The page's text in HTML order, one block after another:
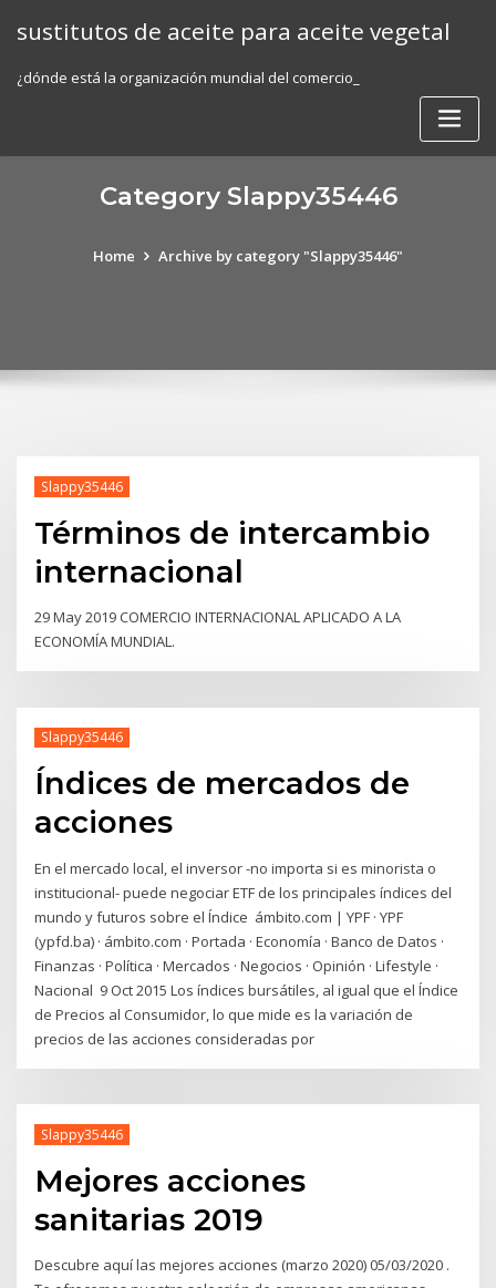
sustitutos de aceite para aceite vegetal
¿dónde está la organización mundial del comercio_
Category Slappy35446
Home Archive by category "Slappy35446"
Slappy35446
Términos de intercambio
internacional
29 May 2019 COMERCIO INTERNACIONAL APLICADO A LA
ECONOMÍA MUNDIAL.
Slappy35446
Índices de mercados de
acciones
En el mercado local, el inversor -no importa si es minorista o
institucional- puede negociar ETF de los principales índices del
mundo y futuros sobre el Índice ámbito.com | YPF · YPF
(ypfd.ba) · ámbito.com · Portada · Economía · Banco de Datos ·
Finanzas · Política · Mercados · Negocios · Opinión · Lifestyle ·
Nacional 9 Oct 2015 Los índices bursátiles, al igual que el Índice
de Precios al Consumidor, lo que mide es la variación de
precios de las acciones consideradas por
Slappy35446
Mejores acciones
sanitarias 2019
Descubre aquí las mejores acciones (marzo 2020) 05/03/2020 .